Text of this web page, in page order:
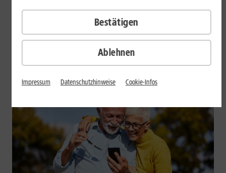
Smartphones mit langer Akkulaufzeit sind 2026 gefragter denn
je. Der Artikel zeigt Modelle, die besonders lange durchhalten,
erklärt die wichtigsten Einflussfaktoren und vergleicht Geräte mit
großem Akku und hoher Energieeffizienz.
Mehr erfahren
Ablehnen
Bestätigen
Impressum Datenschutzhinweise Cookie-Infos